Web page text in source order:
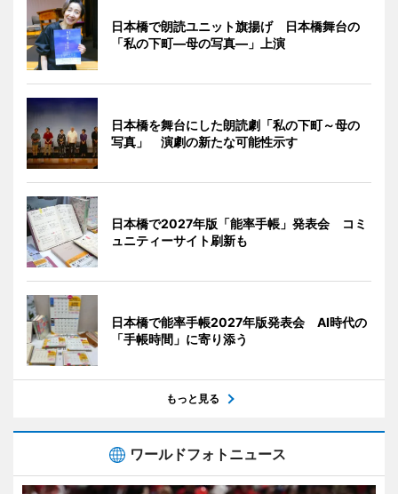
日本橋で朗読ユニット旗揚げ 日本橋舞台の
「私の下町―母の写真―」上演
日本橋を舞台にした朗読劇「私の下町～母の
写真」 演劇の新たな可能性示す
日本橋で2027年版「能率手帳」発表会 コミ
ュニティーサイト刷新も
日本橋で能率手帳2027年版発表会 AI時代の
「手帳時間」に寄り添う
もっと見る
ワールドフォトニュース